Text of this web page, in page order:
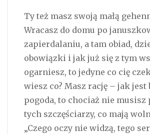
Ty też masz swoją małą
Wracasz do domu po
zapierdalaniu, a tam obiad,
obowiązki i jak już się z tym
ogarniesz, to jedyne co cię
wiesz co? Masz rację – jak jest
pogoda, to chociaż nie musisz
tych szczęściarzy, co mają
„Czego oczy nie widzą, tego